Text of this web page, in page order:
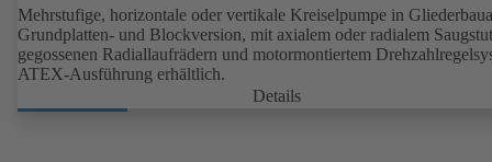
Mehrstufige, horizontale oder vertikale Kreiselpumpe in
Grundplatten- und Blockversion, mit axialem oder radialem
gegossenen Radiallaufrädern und motormontiertem
ATEX-Ausführung erhältlich.
Details